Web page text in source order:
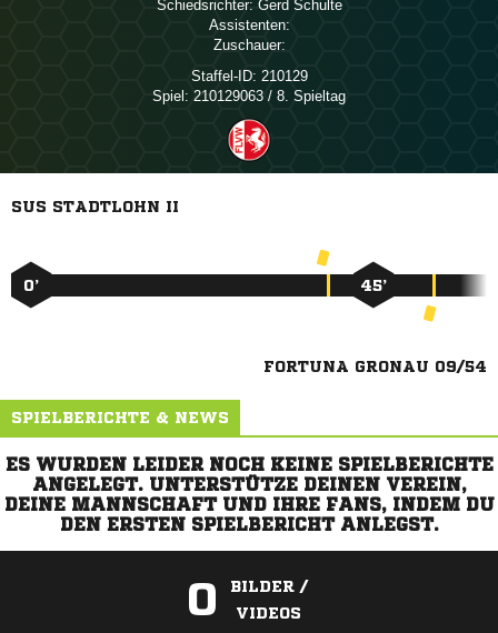
Schiedsrichter:  
Assistenten:
Zuschauer:
Staffel-ID: 210129
Spiel: 210129063 / 8. Spieltag
SUS STADTLOHN II
0’ 45’
FORTUNA GRONAU 09/54
SPIELBERICHTE & NEWS
ES WURDEN LEIDER NOCH KEINE SPIELBERICHTE
ANGELEGT. UNTERSTÜTZE DEINEN VEREIN,
DEINE MANNSCHAFT UND IHRE FANS, INDEM DU
DEN ERSTEN SPIELBERICHT ANLEGST.
0
BILDER /
VIDEOS